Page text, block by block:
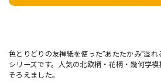
色とりどりの友禅紙を使った”あたたかみ”溢れ
シリーズです。人気の北欧柄・花柄・幾何学
そろえました。